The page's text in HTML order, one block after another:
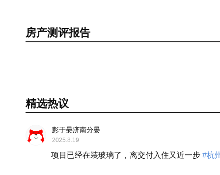
房产测评报告
精选热议
彭于晏济南分晏
2025.8.19
项目已经在装玻璃了，离交付入住又近一步 #杭